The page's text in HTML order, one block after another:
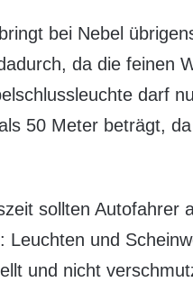
bei Nebel
da die feinen
darf
50 Meter beträgt,
sollten Autofahrer
Leuchten und
und nicht